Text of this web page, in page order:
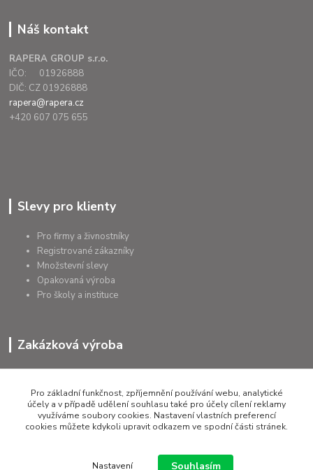
Náš kontakt
RAPERA GROUP s.r.o.
IČO: 01926888
DIČ: CZ 01926888
rapera@rapera.cz
+420 607 075 655
Slevy pro klienty
Pro firmy a živnostníky
Registrované zákazníky
Množstevní slevy
Opakovaná výroba
Pro školy a instituce
Zakázková výroba
Přířezy na míru
Tolerance dle požadavků
Atesty
Poradenství
Pro základní funkčnost, zpříjemnění používání webu, analytické
účely a v případě udělení souhlasu také pro účely cílení reklamy
využíváme soubory cookies. Nastavení vlastních preferencí
cookies můžete kdykoli upravit odkazem ve spodní části stránek.
Nastavení Souhlasím